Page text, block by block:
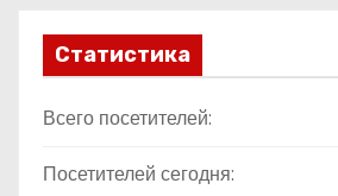
Статистика
Всего посетителей:
Посетителей сегодня: